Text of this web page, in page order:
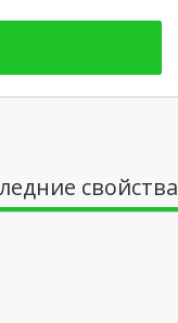
свойства